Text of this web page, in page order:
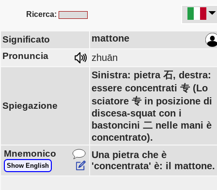
Ricerca:
Significato mattone
Pronuncia zhuān
Spiegazione
Sinistra: pietra 石, destra:
essere concentrati 专 (Lo
sciatore 专 in posizione di
discesa-squat con i
bastoncini 二 nelle mani è
concentrato).
Mnemonico
Show English
Una pietra che è
'concentrata' è: il mattone.